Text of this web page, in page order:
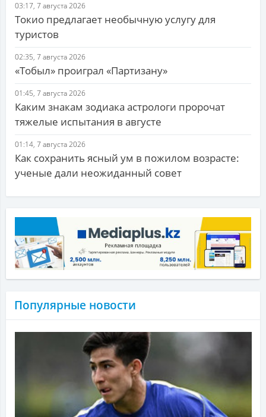
03:17, 7 августа 2026
Токио предлагает необычную услугу для
туристов
02:35, 7 августа 2026
«Тобыл» проиграл «Партизану»
01:45, 7 августа 2026
Каким знакам зодиака астрологи пророчат
тяжелые испытания в августе
01:14, 7 августа 2026
Как сохранить ясный ум в пожилом возрасте:
ученые дали неожиданный совет
Популярные новости